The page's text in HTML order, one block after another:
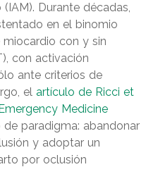
Durante décadas,
en el binomio
con y sin
con activación
ante criterios de
el artículo de Ricci et
Medicine
paradigma: abandonar
y adoptar un
por oclusión